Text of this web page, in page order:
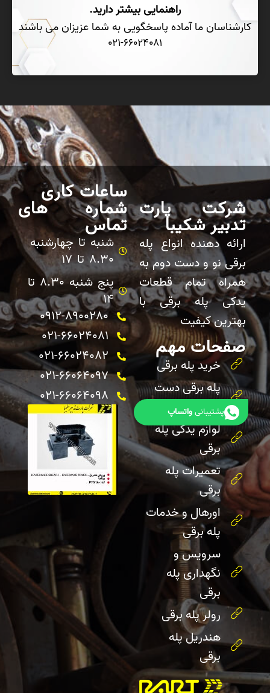
راهنمایی بیشتر دارید.
کارشناسان ما آماده پاسخگویی به شما عزیزان می باشند
021-66024081
شرکت پارت
تدبیر شکیبا
ارائه دهنده انواع پله
برقی نو و دست دوم به
همراه تمام قطعات
یدکی پله برقی با
بهترین کیفیت
صفحات مهم
خرید پله برقی
پله برقی دست
دوم
لوازم یدکی پله
برقی
تعمیرات پله
برقی
اورهال و خدمات
پله برقی
سرویس و
نگهداری پله
برقی
رولر پله برقی
هندریل پله
برقی
ساعات کاری
شنبه تا چهارشنبه
8.30 تا 17
پنج شنبه 8.30 تا
14
شماره های
تماس
0912-8900280
021-66024081
021-66024082 ​
021-66064097
021-66064098
پشتیبانیواتساپ